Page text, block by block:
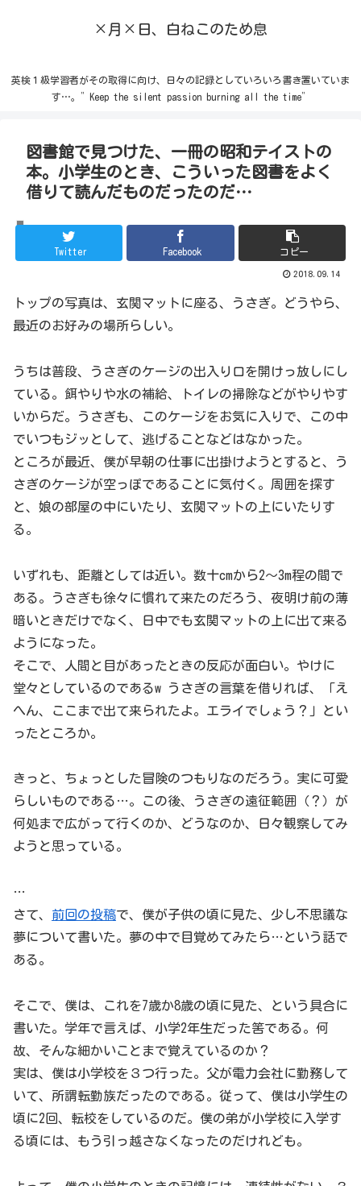
×月×日、白ねこのため息
英検１級学習者がその取得に向け、日々の記録としていろいろ書き置いていま
す…。”Keep the silent passion burning all the time”
図書館で見つけた、一冊の昭和テイストの
本。小学生のとき、こういった図書をよく
借りて読んだものだったのだ…
Twitter Facebook コピー
2018.09.14
トップの写真は、玄関マットに座る、うさぎ。どうやら、
最近のお好みの場所らしい。
うちは普段、うさぎのケージの出入り口を開けっ放しにし
ている。餌やりや水の補給、トイレの掃除などがやりやす
いからだ。うさぎも、このケージをお気に入りで、この中
でいつもジッとして、逃げることなどはなかった。
ところが最近、僕が早朝の仕事に出掛けようとすると、う
さぎのケージが空っぽであることに気付く。周囲を探す
と、娘の部屋の中にいたり、玄関マットの上にいたりす
る。
いずれも、距離としては近い。数十cmから2〜3m程の間で
ある。うさぎも徐々に慣れて来たのだろう、夜明け前の薄
暗いときだけでなく、日中でも玄関マットの上に出て来る
ようになった。
そこで、人間と目があったときの反応が面白い。やけに
堂々としているのであるw うさぎの言葉を借りれば、「え
へん、ここまで出て来られたよ。エライでしょう？」とい
ったところか。
きっと、ちょっとした冒険のつもりなのだろう。実に可愛
らしいものである…。この後、うさぎの遠征範囲（？）が
何処まで広がって行くのか、どうなのか、日々観察してみ
ようと思っている。
…
さて、 前回の投稿で、僕が子供の頃に見た、少し不思議な
夢について書いた。夢の中で目覚めてみたら…という話で
ある。
そこで、僕は、これを7歳か8歳の頃に見た、という具合に
書いた。学年で言えば、小学2年生だった筈である。何
故、そんな細かいことまで覚えているのか？
実は、僕は小学校を３つ行った。父が電力会社に勤務して
いて、所謂転勤族だったのである。従って、僕は小学生の
頃に2回、転校をしているのだ。僕の弟が小学校に入学す
る頃には、もう引っ越さなくなったのだけれども。